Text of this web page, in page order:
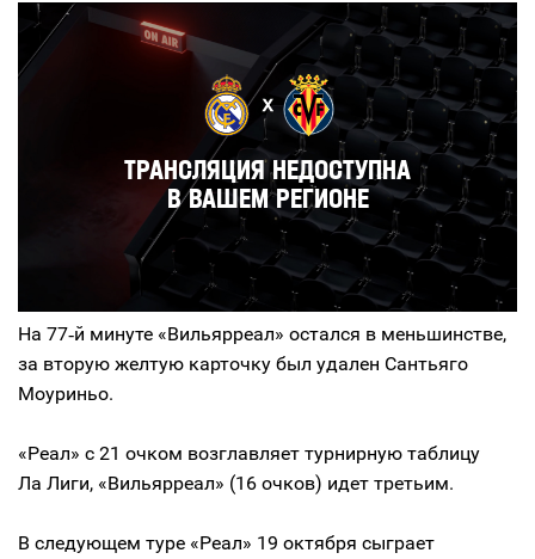
На 77‑й минуте «Вильярреал» остался в меньшинстве,
за вторую желтую карточку был удален Сантьяго
Моуриньо.
«Реал» с 21 очком возглавляет турнирную таблицу
Ла Лиги, «Вильярреал» (16 очков) идет третьим.
В следующем туре «Реал» 19 октября сыграет